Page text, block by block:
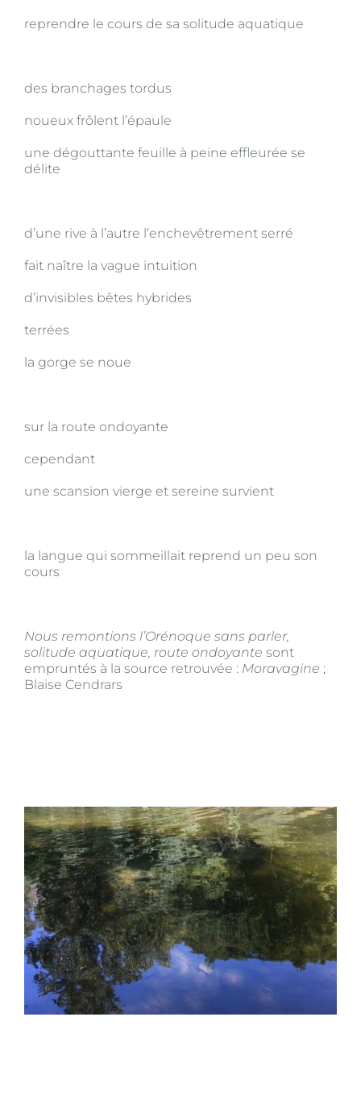
reprendre le cours de sa solitude aquatique
des branchages tordus
noueux frôlent l’épaule
une dégouttante feuille à peine effleurée se
délite
d’une rive à l’autre l’enchevêtrement serré
fait naître la vague intuition
d’invisibles bêtes hybrides
terrées
la gorge se noue
sur la route ondoyante
cependant
une scansion vierge et sereine survient
la langue qui sommeillait reprend un peu son
cours
Nous remontions l’Orénoque sans parler,
solitude aquatique, route ondoyante sont
empruntés à la source retrouvée : Moravagine ;
Blaise Cendrars